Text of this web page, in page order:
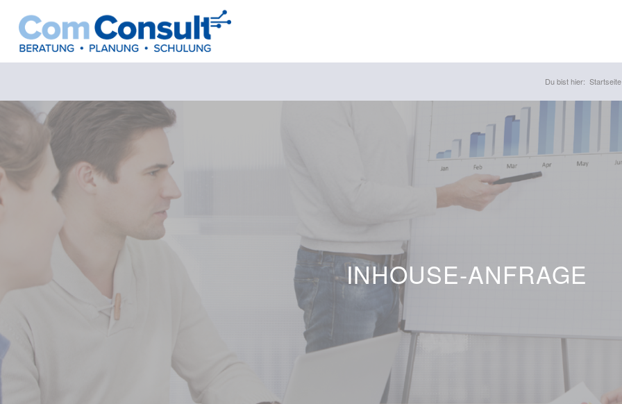
Du bist hier: Startseite
INHOUSE-ANFRAGE